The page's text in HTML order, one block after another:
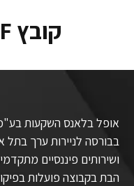
קובץ PDF להורדה
אופל בלאנס השקעות
בבורסה לניירות ערך בתל
ושירותים פיננסיים
הבת בקבוצה פועלות